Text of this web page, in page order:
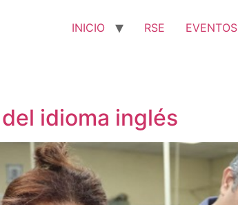
INICIO RSE EVENTOS
idioma inglés